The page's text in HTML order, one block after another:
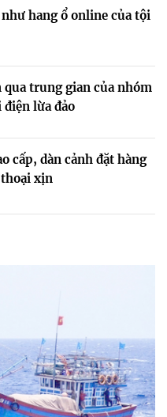
hang ổ online của tội
qua trung gian của nhóm
điện lừa đảo
cấp, dàn cảnh đặt hàng
xịn